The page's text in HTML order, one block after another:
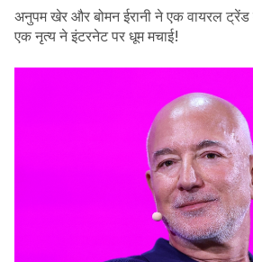
अनुपम खेर और बोमन ईरानी ने एक वायरल
एक नृत्य ने इंटरनेट पर धूम मचाई!